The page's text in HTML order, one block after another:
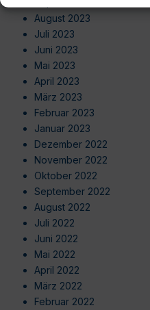
August 2023
Juli 2023
Juni 2023
Mai 2023
April 2023
März 2023
Februar 2023
Januar 2023
Dezember 2022
November 2022
Oktober 2022
September 2022
August 2022
Juli 2022
Juni 2022
Mai 2022
April 2022
März 2022
Februar 2022